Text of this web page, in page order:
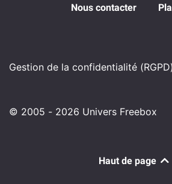
Nous contacter
Gestion de la confidentialité (RGPD)
© 2005 - 2026 Univers Freebox
Haut de page